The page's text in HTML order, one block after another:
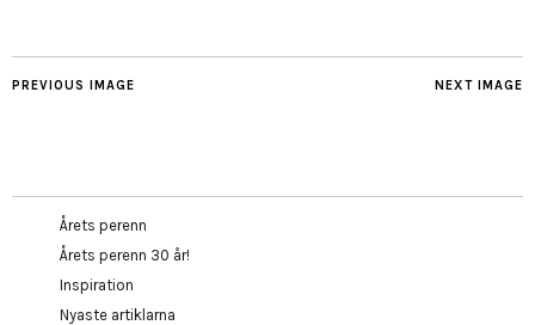
NEXT IMAGE
PREVIOUS IMAGE
Årets perenn
Årets perenn 30 år!
Inspiration
Nyaste artiklarna